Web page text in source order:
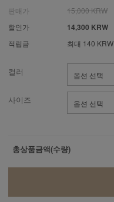
판매가
15,000 KRW
할인가
14,300 KRW
적립금 최대 140 KRW
컬러
사이즈
총상품금액(수량)